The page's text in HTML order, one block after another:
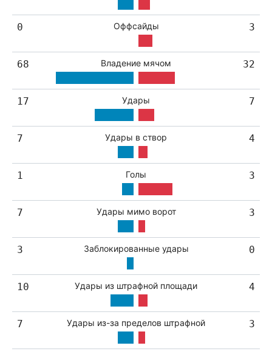
0 Оффсайды 3
68 Владение мячом 32
17 Удары 7
7 Удары в створ 4
1 Голы 3
7 Удары мимо ворот 3
3 Заблокированные удары 0
10 Удары из штрафной площади 4
7 Удары из-за пределов штрафной 3